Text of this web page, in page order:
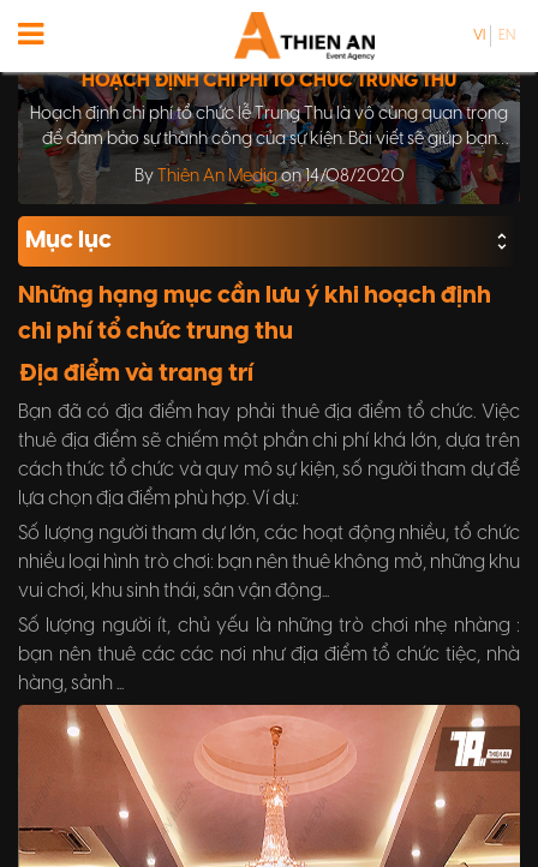
VI EN
HOẠCH ĐỊNH CHI PHÍ TỔ CHỨC TRUNG THU
Hoạch định chi phí tổ chức lễ Trung Thu là vô cùng quan trọng
để đảm bảo sự thành công của sự kiện. Bài viết sẽ giúp bạn
tìm hiểu cách tính toán chi phí và đưa ra những gợi ý hữu ích
để tiết kiệm chi phí mà vẫn đảm bảo chất lượng của lễ hội
truyền thống này.
By Thiên An Mediaon 14/08/2020
Mục lục
Những hạng mục cần lưu ý khi hoạch định
chi phí tổ chức trung thu
Địa điểm và trang trí
Bạn đã có địa điểm hay phải thuê địa điểm tổ chức. Việc
thuê địa điểm sẽ chiếm một phần chi phí khá lớn, dựa trên
cách thức tổ chức và quy mô sự kiện, số người tham dự để
lựa chọn địa điểm phù hợp. Ví dụ:
Số lượng người tham dự lớn, các hoạt động nhiều, tổ chức
nhiều loại hình trò chơi: bạn nên thuê không mở, những khu
vui chơi, khu sinh thái, sân vận động...
Số lượng người ít, chủ yếu là những trò chơi nhẹ nhàng :
bạn nên thuê các các nơi như địa điểm tổ chức tiệc, nhà
hàng, sảnh ...